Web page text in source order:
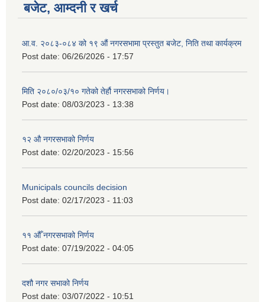
बजेट, आम्दनी र खर्च
आ.व. २०८३-०८४ को १९ औं नगरसभामा प्रस्तुत बजेट, निति तथा कार्यक्रम
Post date: 06/26/2026 - 17:57
मिति २०८०/०३/१० गतेको तेर्हौ नगरसभाको निर्णय।
Post date: 08/03/2023 - 13:38
१२ औ नगरसभाको निर्णय
Post date: 02/20/2023 - 15:56
Municipals councils decision
Post date: 02/17/2023 - 11:03
११ ‌औँ नगरसभाको निर्णय
Post date: 07/19/2022 - 04:05
दशौ नगर सभाको निर्णय
Post date: 03/07/2022 - 10:51